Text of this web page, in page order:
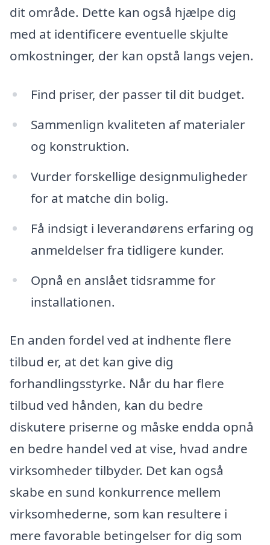
dit område. Dette kan også hjælpe dig
med at identificere eventuelle skjulte
omkostninger, der kan opstå langs vejen.
Find priser, der passer til dit budget.
Sammenlign kvaliteten af materialer
og konstruktion.
Vurder forskellige designmuligheder
for at matche din bolig.
Få indsigt i leverandørens erfaring og
anmeldelser fra tidligere kunder.
Opnå en anslået tidsramme for
installationen.
En anden fordel ved at indhente flere
tilbud er, at det kan give dig
forhandlingsstyrke. Når du har flere
tilbud ved hånden, kan du bedre
diskutere priserne og måske endda opnå
en bedre handel ved at vise, hvad andre
virksomheder tilbyder. Det kan også
skabe en sund konkurrence mellem
virksomhederne, som kan resultere i
mere favorable betingelser for dig som